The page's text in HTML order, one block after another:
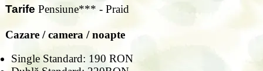
Tarife Pensiune*** - Praid
Cazare / camera / noapte
Single Standard: 190 RON